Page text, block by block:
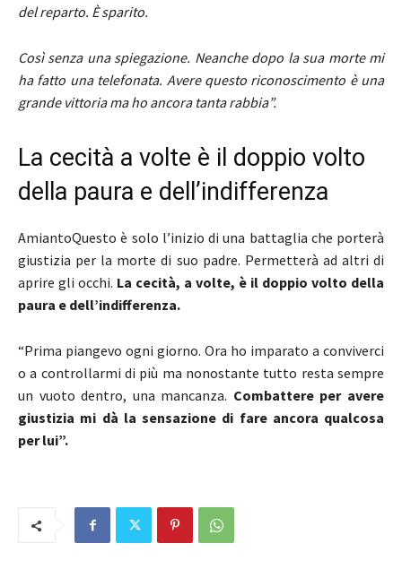
del reparto. È sparito.
Così senza una spiegazione. Neanche dopo la sua morte mi
ha fatto una telefonata. Avere questo riconoscimento è una
grande vittoria ma ho ancora tanta rabbia”.
La cecità a volte è il doppio volto
della paura e dell’indifferenza
AmiantoQuesto è solo l’inizio di una battaglia che porterà
giustizia per la morte di suo padre. Permetterà ad altri di
aprire gli occhi. La cecità, a volte, è il doppio volto della
paura e dell’indifferenza.
“Prima piangevo ogni giorno. Ora ho imparato a conviverci
o a controllarmi di più ma nonostante tutto resta sempre
un vuoto dentro, una mancanza. Combattere per avere
giustizia mi dà la sensazione di fare ancora qualcosa
per lui”.